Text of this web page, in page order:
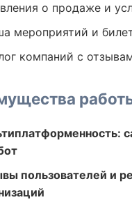
о продаже и
мероприятий и
компаний с
пользователей и